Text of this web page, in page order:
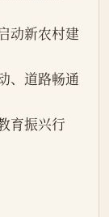
动新农村建
、道路畅通
育振兴行